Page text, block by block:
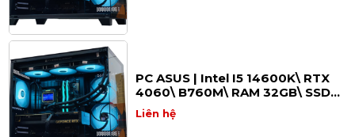
PC ASUS | Intel I5 14600K\ RTX
4060\ B760M\ RAM 32GB\ SSD
1TB
Liên hệ